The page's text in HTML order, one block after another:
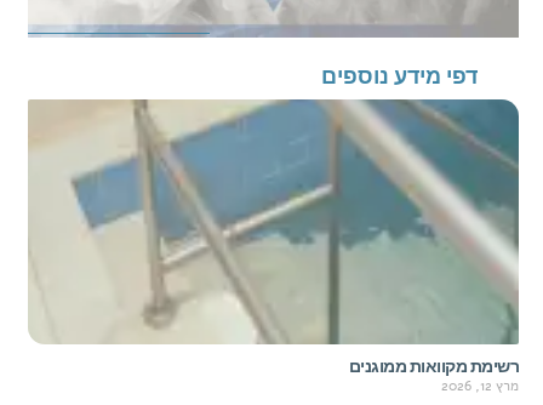
דפי מידע נוספים
רשימת מקוואות ממוגנים
מרץ 12, 2026